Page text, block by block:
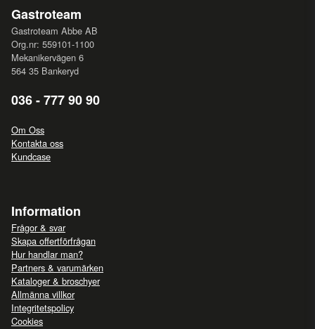
Gastroteam
Gastroteam Abbe AB
Org.nr: 559101-1100
Mekanikervägen 6
564 35 Bankeryd
036 - 777 90 90
Om Oss
Kontakta oss
Kundcase
Information
Frågor & svar
Skapa offertförfrågan
Hur handlar man?
Partners & varumärken
Kataloger & broschyer
Allmänna villkor
Integritetspolicy
Cookies